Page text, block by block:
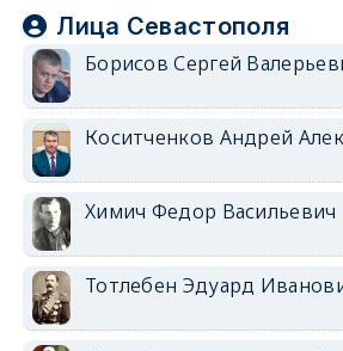
Лица Севастополя
Борисов Сергей
Коситченков Андрей
Химич Федор Васильевич
Тотлебен Эдуард